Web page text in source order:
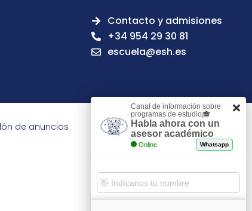
Contacto y admisiones
+34 954 29 30 81
escuela@esh.es
de anuncios
Canal de información sobre
programas de estudio🎓
Habla ahora con un
asesor académico
Online Whatsapp